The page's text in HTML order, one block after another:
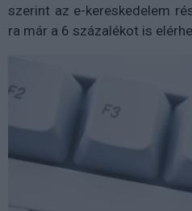
szerint az e-kereskedelem
ra már a 6 százalékot is